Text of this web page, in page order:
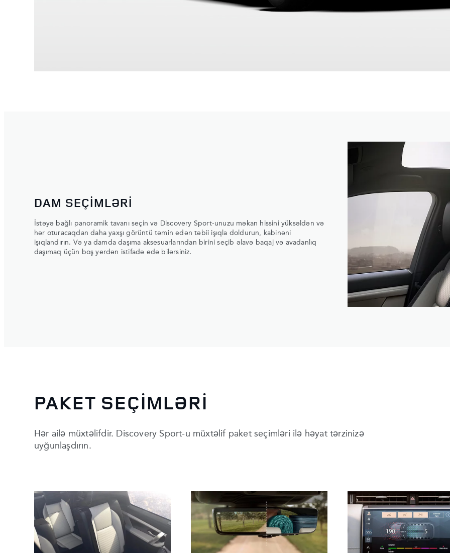
DAM SEÇİMLƏRİ
İstəyə bağlı panoramik tavanı seçin və Discovery Sport-unuzu məkan hissini yüksəldən və
hər oturacaqdan daha yaxşı görüntü təmin edən təbii işıqla doldurun, kabinəni
işıqlandırın. Və ya damda daşıma aksesuarlarından birini seçib əlavə baqaj və avadanlıq
daşımaq üçün boş yerdən istifadə edə bilərsiniz.
PAKET SEÇİMLƏRİ
Hər ailə müxtəlifdir. Discovery Sport-u müxtəlif paket seçimləri ilə həyat tərzinizə
uyğunlaşdırın.